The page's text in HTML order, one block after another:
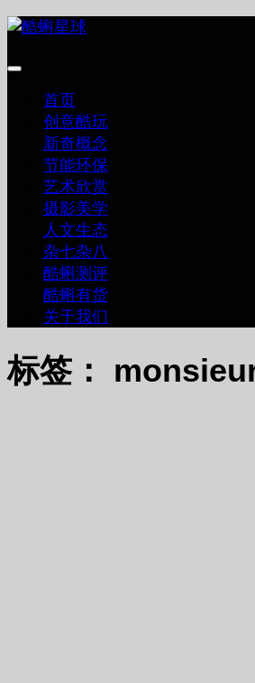
跳
内
首页
创意酷玩
新奇概念
节能环保
艺术欣赏
摄影美学
人文生态
杂七杂八
酷蝌测评
酷蝌有货
关于我们
标签：